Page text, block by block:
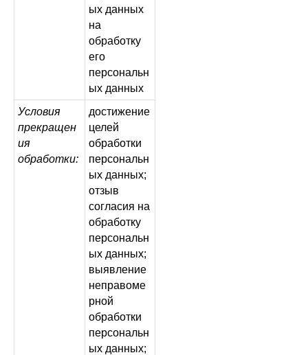
ых данных
на
обработку
его
персональн
ых данных
Условия
прекращен
ия
обработки:
достижение
целей
обработки
персональн
ых данных;
отзыв
согласия на
обработку
персональн
ых данных;
выявление
неправоме
рной
обработки
персональн
ых данных;